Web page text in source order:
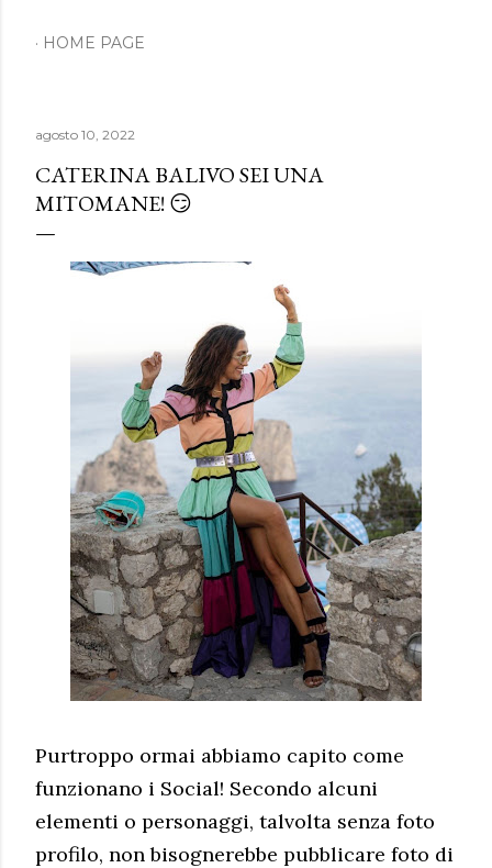
HOME PAGE
agosto 10, 2022
CATERINA BALIVO SEI UNA
MITOMANE! 😏
Purtroppo ormai abbiamo capito come
funzionano i Social! Secondo alcuni
elementi o personaggi, talvolta senza foto
profilo, non bisognerebbe pubblicare foto di